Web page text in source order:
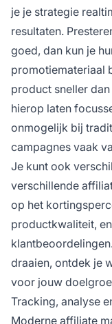
je je strategie
resultaten.
goed, dan kun je
promotiemateriaal
product sneller
hierop laten
onmogelijk bij
campagnes vaak
Je kunt ook
verschillende
op het
productkwaliteit,
draaien, ontdek je
voor jouw
Tracking, analyse
Moderne affiliate